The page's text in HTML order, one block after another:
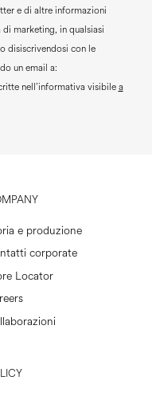
e di altre informazioni
marketing, in qualsiasi
disiscrivendosi con le
un email a:
nell’informativa visibilea
e produzione
corporate
Locator